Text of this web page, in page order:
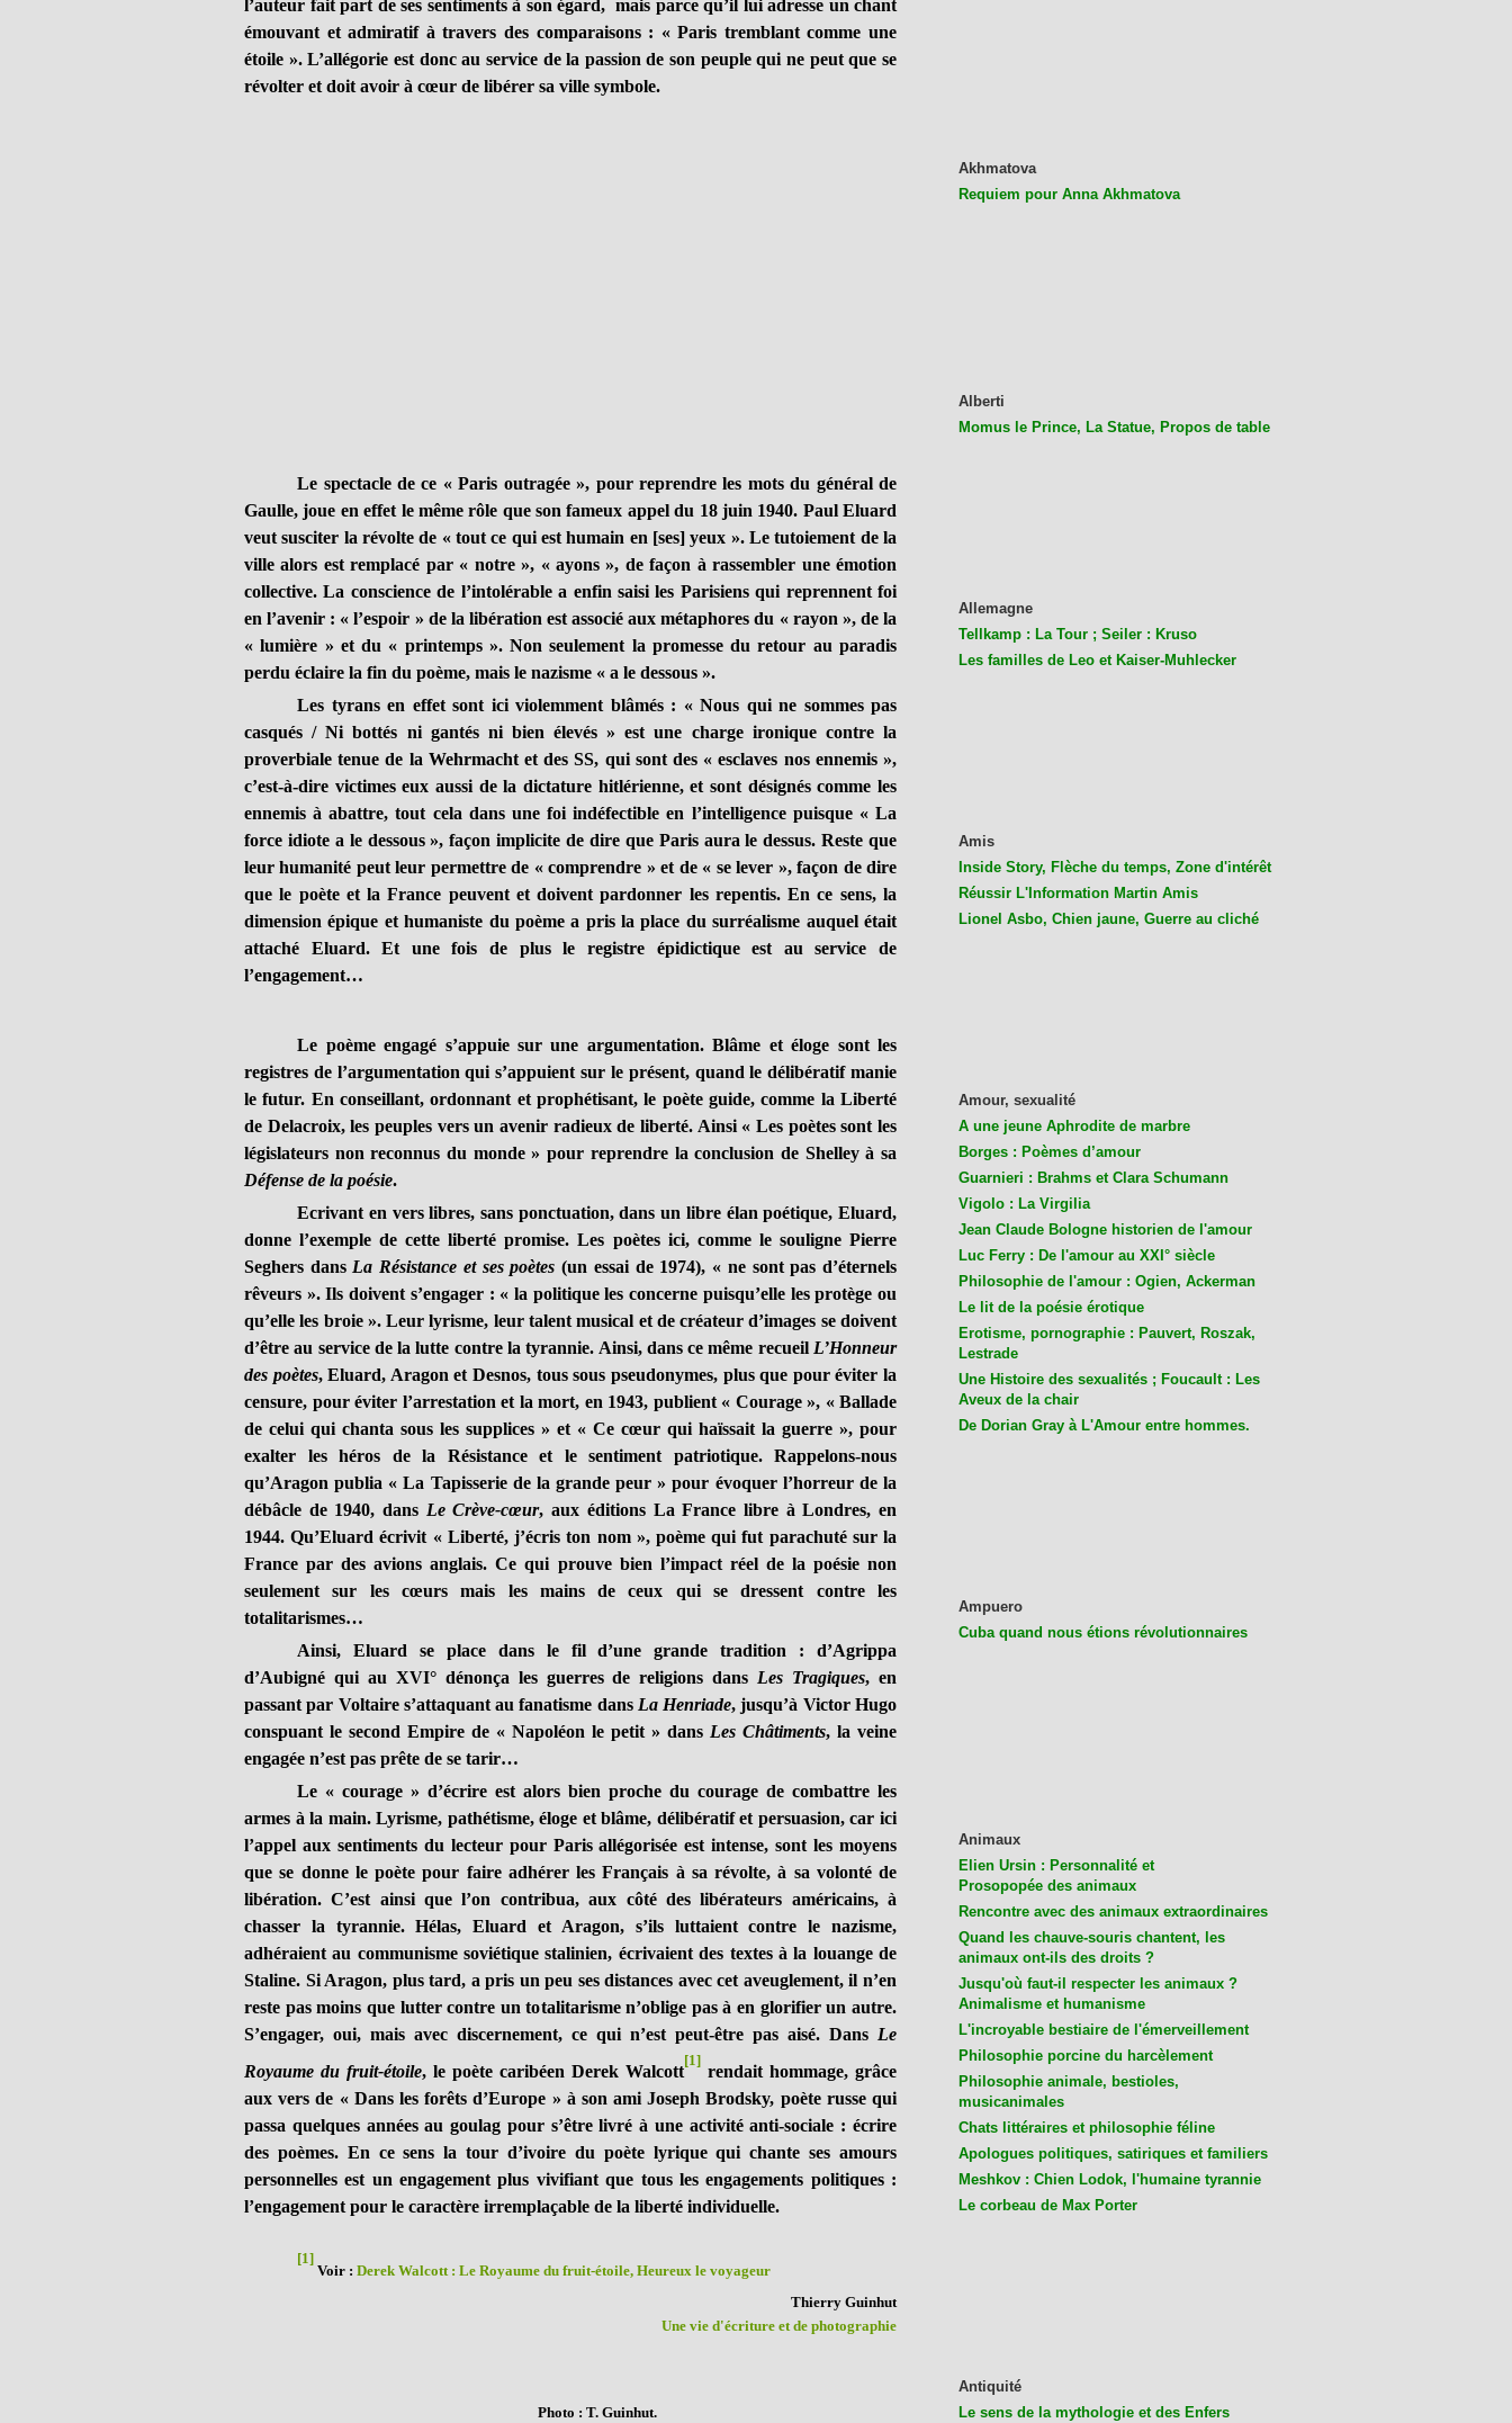
l’auteur fait part de ses sentiments à son égard, mais parce qu’il lui adresse un chant
émouvant et admiratif à travers des comparaisons : « Paris tremblant comme une
étoile ». L’allégorie est donc au service de la passion de son peuple qui ne peut que se
révolter et doit avoir à cœur de libérer sa ville symbole.
Le spectacle de ce « Paris outragée », pour reprendre les mots du général de
Gaulle, joue en effet le même rôle que son fameux appel du 18 juin 1940. Paul Eluard
veut susciter la révolte de « tout ce qui est humain en [ses] yeux ». Le tutoiement de la
ville alors est remplacé par « notre », « ayons », de façon à rassembler une émotion
collective. La conscience de l’intolérable a enfin saisi les Parisiens qui reprennent foi
en l’avenir : « l’espoir » de la libération est associé aux métaphores du « rayon », de la
« lumière » et du « printemps ». Non seulement la promesse du retour au paradis
perdu éclaire la fin du poème, mais le nazisme « a le dessous ».
Les tyrans en effet sont ici violemment blâmés : « Nous qui ne sommes pas
casqués / Ni bottés ni gantés ni bien élevés » est une charge ironique contre la
proverbiale tenue de la Wehrmacht et des SS, qui sont des « esclaves nos ennemis »,
c’est-à-dire victimes eux aussi de la dictature hitlérienne, et sont désignés comme les
ennemis à abattre, tout cela dans une foi indéfectible en l’intelligence puisque « La
force idiote a le dessous », façon implicite de dire que Paris aura le dessus. Reste que
leur humanité peut leur permettre de « comprendre » et de « se lever », façon de dire
que le poète et la France peuvent et doivent pardonner les repentis. En ce sens, la
dimension épique et humaniste du poème a pris la place du surréalisme auquel était
attaché Eluard. Et une fois de plus le registre épidictique est au service de
l’engagement…
Le poème engagé s’appuie sur une argumentation. Blâme et éloge sont les
registres de l’argumentation qui s’appuient sur le présent, quand le délibératif manie
le futur. En conseillant, ordonnant et prophétisant, le poète guide, comme la Liberté
de Delacroix, les peuples vers un avenir radieux de liberté. Ainsi « Les poètes sont les
législateurs non reconnus du monde » pour reprendre la conclusion de Shelley à sa
Défense de la poésie.
Ecrivant en vers libres, sans ponctuation, dans un libre élan poétique, Eluard,
donne l’exemple de cette liberté promise. Les poètes ici, comme le souligne Pierre
Seghers dans La Résistance et ses poètes (un essai de 1974), « ne sont pas d’éternels
rêveurs ». Ils doivent s’engager : « la politique les concerne puisqu’elle les protège ou
qu’elle les broie ». Leur lyrisme, leur talent musical et de créateur d’images se doivent
d’être au service de la lutte contre la tyrannie. Ainsi, dans ce même recueil L’Honneur
des poètes, Eluard, Aragon et Desnos, tous sous pseudonymes, plus que pour éviter la
censure, pour éviter l’arrestation et la mort, en 1943, publient « Courage », « Ballade
de celui qui chanta sous les supplices » et « Ce cœur qui haïssait la guerre », pour
exalter les héros de la Résistance et le sentiment patriotique. Rappelons-nous
qu’Aragon publia « La Tapisserie de la grande peur » pour évoquer l’horreur de la
débâcle de 1940, dans Le Crève-cœur, aux éditions La France libre à Londres, en
1944. Qu’Eluard écrivit « Liberté, j’écris ton nom », poème qui fut parachuté sur la
France par des avions anglais. Ce qui prouve bien l’impact réel de la poésie non
seulement sur les cœurs mais les mains de ceux qui se dressent contre les
totalitarismes…
Ainsi, Eluard se place dans le fil d’une grande tradition : d’Agrippa
d’Aubigné qui au XVI° dénonça les guerres de religions dans Les Tragiques, en
passant par Voltaire s’attaquant au fanatisme dans La Henriade, jusqu’à Victor Hugo
conspuant le second Empire de « Napoléon le petit » dans Les Châtiments, la veine
engagée n’est pas prête de se tarir…
Le « courage » d’écrire est alors bien proche du courage de combattre les
armes à la main. Lyrisme, pathétisme, éloge et blâme, délibératif et persuasion, car ici
l’appel aux sentiments du lecteur pour Paris allégorisée est intense, sont les moyens
que se donne le poète pour faire adhérer les Français à sa révolte, à sa volonté de
libération. C’est ainsi que l’on contribua, aux côté des libérateurs américains, à
chasser la tyrannie. Hélas, Eluard et Aragon, s’ils luttaient contre le nazisme,
adhéraient au communisme soviétique stalinien, écrivaient des textes à la louange de
Staline. Si Aragon, plus tard, a pris un peu ses distances avec cet aveuglement, il n’en
reste pas moins que lutter contre un totalitarisme n’oblige pas à en glorifier un autre.
S’engager, oui, mais avec discernement, ce qui n’est peut-être pas aisé. Dans Le
Royaume du fruit-étoile, le poète caribéen Derek Walcott
[1]
rendait hommage, grâce
aux vers de « Dans les forêts d’Europe » à son ami Joseph Brodsky, poète russe qui
passa quelques années au goulag pour s’être livré à une activité anti-sociale : écrire
des poèmes. En ce sens la tour d’ivoire du poète lyrique qui chante ses amours
personnelles est un engagement plus vivifiant que tous les engagements politiques :
l’engagement pour le caractère irremplaçable de la liberté individuelle.
[1]
Voir :Derek Walcott : Le Royaume du fruit-étoile, Heureux le voyageur
Thierry Guinhut
Une vie d'écriture et de photographie
Photo : T. Guinhut.
Akhmatova
Requiem pour Anna Akhmatova
Alberti
Momus le Prince, La Statue, Propos de table
Allemagne
Tellkamp : La Tour ; Seiler : Kruso
Les familles de Leo et Kaiser-Muhlecker
Amis
Inside Story, Flèche du temps, Zone d'intérêt
Réussir L'Information Martin Amis
Lionel Asbo, Chien jaune, Guerre au cliché
Amour, sexualité
A une jeune Aphrodite de marbre
Borges : Poèmes d’amour
Guarnieri : Brahms et Clara Schumann
Vigolo : La Virgilia
Jean Claude Bologne historien de l'amour
Luc Ferry : De l'amour au XXI° siècle
Philosophie de l'amour : Ogien, Ackerman
Le lit de la poésie érotique
Erotisme, pornographie : Pauvert, Roszak,
Lestrade
Une Histoire des sexualités ; Foucault : Les
Aveux de la chair
De Dorian Gray à L'Amour entre hommes.
Ampuero
Cuba quand nous étions révolutionnaires
Animaux
Elien Ursin : Personnalité et
Prosopopée des animaux
Rencontre avec des animaux extraordinaires
Quand les chauve-souris chantent, les
animaux ont-ils des droits ?
Jusqu'où faut-il respecter les animaux ?
Animalisme et humanisme
L'incroyable bestiaire de l'émerveillement
Philosophie porcine du harcèlement
Philosophie animale, bestioles,
musicanimales
Chats littéraires et philosophie féline
Apologues politiques, satiriques et familiers
Meshkov : Chien Lodok, l'humaine tyrannie
Le corbeau de Max Porter
Antiquité
Le sens de la mythologie et des Enfers